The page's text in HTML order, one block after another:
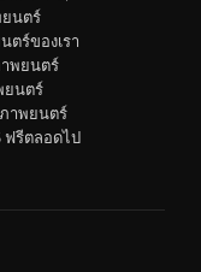
นตร์
ตร์ของเรา
พยนตร์
ยนตร์
าพยนตร์
ฟรีตลอดไป